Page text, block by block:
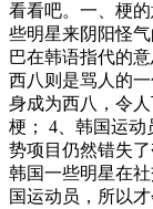
看看吧。一、梗
些明星来阴阳怪
巴在韩语指代的
西八则是骂人的
身成为西八，令
梗； 4、韩国运
势项目仍然错失
韩国一些明星在
国运动员，所以